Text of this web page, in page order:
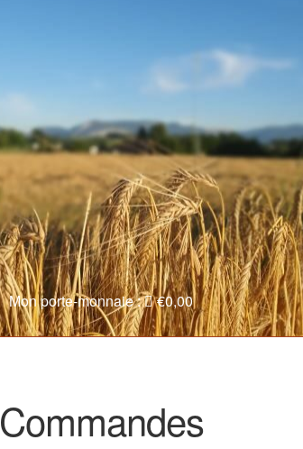
Mon porte-monnaie : €0,00
Commandes